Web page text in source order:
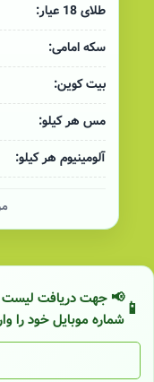
طلای 18 عیار:
سکه امامی:
بیت کوین:
مس هر کیلو:
آلومینیوم هر کیلو:
📢 جهت دریافت لیست
شماره موبایل خود را